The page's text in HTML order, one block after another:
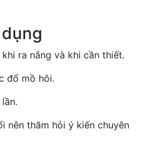
ra nắng và khi cần thiết.
đổ mồ hôi.
nên thăm hỏi ý kiến chuyên